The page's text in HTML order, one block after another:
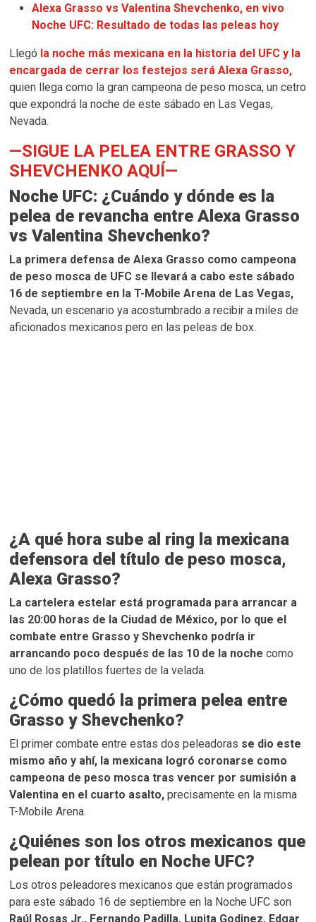
Alexa Grasso vs Valentina Shevchenko, en vivo
Noche UFC: Resultado de todas las peleas hoy
Llegó la noche más mexicana en la historia del UFC y la
encargada de cerrar los festejos será Alexa Grasso,
quien llega como la gran campeona de peso mosca, un cetro
que expondrá la noche de este sábado en Las Vegas,
Nevada.
—SIGUE LA PELEA ENTRE GRASSO Y
SHEVCHENKO AQUÍ—
Noche UFC: ¿Cuándo y dónde es la
pelea de revancha entre Alexa Grasso
vs Valentina Shevchenko?
La primera defensa de Alexa Grasso como campeona
de peso mosca de UFC se llevará a cabo este sábado
16 de septiembre en la T-Mobile Arena de Las Vegas,
Nevada, un escenario ya acostumbrado a recibir a miles de
aficionados mexicanos pero en las peleas de box.
¿A qué hora sube al ring la mexicana
defensora del título de peso mosca,
Alexa Grasso?
La cartelera estelar está programada para arrancar a
las 20:00 horas de la Ciudad de México, por lo que el
combate entre Grasso y Shevchenko podría ir
arrancando poco después de las 10 de la noche como
uno de los platillos fuertes de la velada.
¿Cómo quedó la primera pelea entre
Grasso y Shevchenko?
El primer combate entre estas dos peleadoras se dio este
mismo año y ahí, la mexicana logró coronarse como
campeona de peso mosca tras vencer por sumisión a
Valentina en el cuarto asalto, precisamente en la misma
T-Mobile Arena.
¿Quiénes son los otros mexicanos que
pelean por título en Noche UFC?
Los otros peleadores mexicanos que están programados
para este sábado 16 de septiembre en la Noche UFC son
Raúl Rosas Jr., Fernando Padilla, Lupita Godinez, Edgar